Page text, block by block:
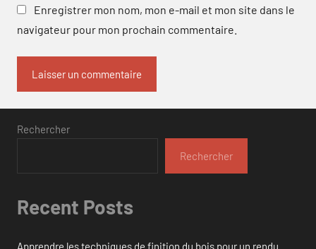
Enregistrer mon nom, mon e-mail et mon site dans le
navigateur pour mon prochain commentaire.
Rechercher
Rechercher
Recent Posts
Apprendre les techniques de finition du bois pour un rendu